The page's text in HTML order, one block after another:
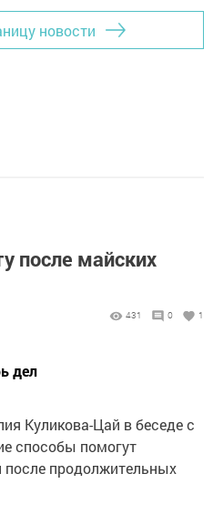
новости
после майских
431 0 1
дел
Куликова-Цай в беседе с
способы помогут
после продолжительных